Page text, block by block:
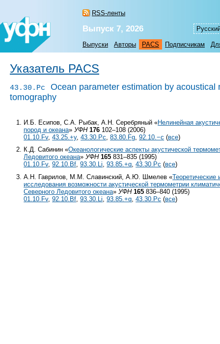
RSS-ленты
Выпуск 7, 2026
Выпуски Авторы PACS Подписчикам
Указатель PACS
43.30.Pc
Ocean parameter estimation by
tomography
И.Б. Есипов, С.А. Рыбак, А.Н. Серебряный «Нелинейная
пород и океана»УФН 176 102–108 (2006)
01.10.Fv,43.25.+y,43.30.Pc,83.80.Fg,92.10.−c (все)
К.Д. Сабинин «Океанологические аспекты акустической
Ледовитого океана»УФН 165 831–835 (1995)
01.10.Fv,92.10.Bf,93.30.Li,93.85.+q,43.30.Pc (все)
А.Н. Гаврилов, М.М. Славинский, А.Ю. Шмелев «Теоретические
исследования возможности акустической термометрии
Северного Ледовитого океана»УФН 165 836–840 (1995)
01.10.Fv,92.10.Bf ,93.30.Li ,93.85.+q ,43.30.Pc (все)